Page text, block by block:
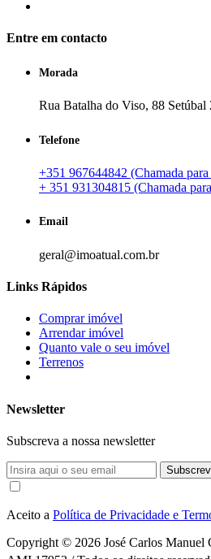
Entre em contacto
Morada
Rua Batalha do Viso, 88 Setúbal
Telefone
+351 967644842 (Chamada
+ 351 931304815 (Chamada
Email
geral@imoatual.com.br
Links Rápidos
Comprar imóvel
Arrendar imóvel
Quanto vale o seu imóvel
Terrenos
Newsletter
Subscreva a nossa newsletter
Aceito a Política de Privacidade e
Copyright © 2026 José Carlos Manuel